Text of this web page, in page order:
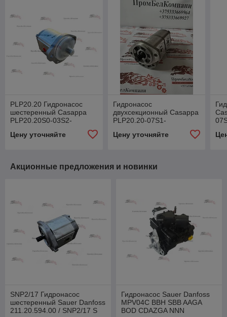
PLP20.20 Гидронасос
шестеренный Casappa
PLP20.20S0-03S2-
02004703
Цену уточняйте
Гидронасос
двухсекционный Casappa
PLP20.20-07S1-
D/FS-EL (67051798) для
Цену уточняйте
Акционные предложения и новинки
SNP2/17 Гидронасос
шестеренный Sauer Danfoss
211.20.594.00 / SNP2/17 S
Гидронасос Sauer Danfoss
MPV04C BBH SBB AAGA
BOD CDAZGA NNN